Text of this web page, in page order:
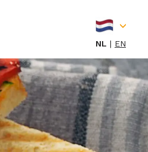
NL EN